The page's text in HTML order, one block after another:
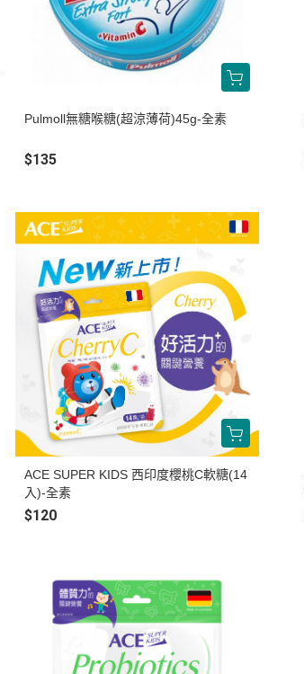
Pulmoll無糖喉糖(超涼薄荷)45g-全素
$135
ACE SUPER KIDS 西印度櫻桃C軟糖(14
入)-全素
$120